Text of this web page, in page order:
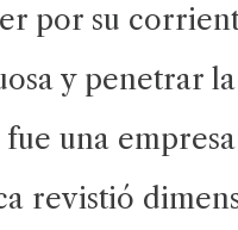
por su
y penetrar
una
revistió